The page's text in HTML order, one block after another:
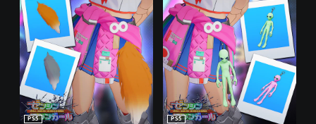
PS5
PS5